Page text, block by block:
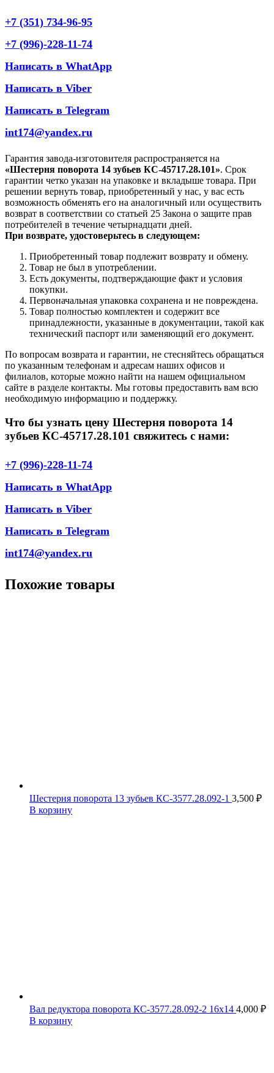
+7 (351) 734-96-95
+7 (996)-228-11-74
Написать в WhatApp
Написать в Viber
Написать в Telegram
int174@yandex.ru
Гарантия завода-изготовителя распространяется на
«Шестерня поворота 14 зубьев КС-45717.28.101». Срок
гарантии четко указан на упаковке и вкладыше товара. При
решении вернуть товар, приобретенный у нас, у вас есть
возможность обменять его на аналогичный или осуществить
возврат в соответствии со статьей 25 Закона о защите прав
потребителей в течение четырнадцати дней.
При возврате, удостоверьтесь в следующем:
Приобретенный товар подлежит возврату и обмену.
Товар не был в употреблении.
Есть документы, подтверждающие факт и условия
покупки.
Первоначальная упаковка сохранена и не повреждена.
Товар полностью комплектен и содержит все
принадлежности, указанные в документации, такой как
технический паспорт или заменяющий его документ.
По вопросам возврата и гарантии, не стесняйтесь обращаться
по указанным телефонам и адресам наших офисов и
филиалов, которые можно найти на нашем официальном
сайте в разделе контакты. Мы готовы предоставить вам всю
необходимую информацию и поддержку.
Что бы узнать цену Шестерня поворота 14
зубьев КС-45717.28.101 свяжитесь с нами:
+7 (996)-228-11-74
Написать в WhatApp
Написать в Viber
Написать в Telegram
int174@yandex.ru
Похожие товары
Шестерня поворота 13 зубьев КС-3577.28.092-1 3,500 ₽
В корзину
Вал редуктора поворота КС-3577.28.092-2 16х14 4,000 ₽
В корзину